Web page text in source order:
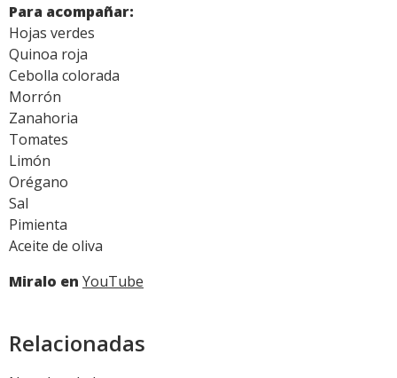
Para acompañar:
Hojas verdes
Quinoa roja
Cebolla colorada
Morrón
Zanahoria
Tomates
Limón
Orégano
Sal
Pimienta
Aceite de oliva
Miralo en YouTube
Relacionadas